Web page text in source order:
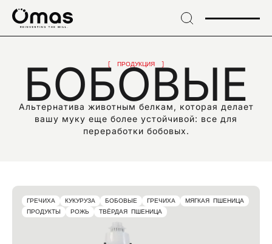
Skip
content
ПРОДУКЦИЯ
БОБОВЫЕ
Альтернатива животным белкам, которая делает
вашу муку еще более устойчивой: все для
переработки бобовых.
ГРЕЧИХА КУКУРУЗА БОБОВЫЕ ГРЕЧИХА
МЯГКАЯ ПШЕНИЦА
ПРОДУКТЫ
РОЖЬ ТВЁРДАЯ ПШЕНИЦА
Подпишитесь на
эксклюзивные
новости и